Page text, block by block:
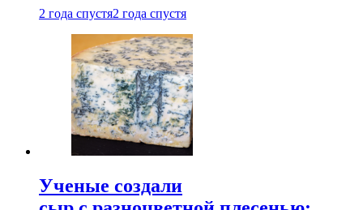
2 года спустя2 года спустя
Ученые создали